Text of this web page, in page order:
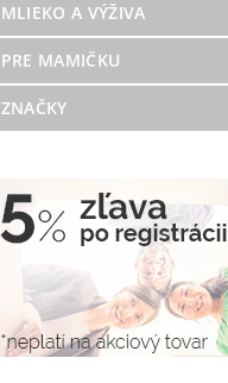
MLIEKO A VÝŽIVA
PRE MAMIČKU
ZNAČKY